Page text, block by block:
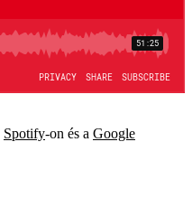
Spotify-on és a Google